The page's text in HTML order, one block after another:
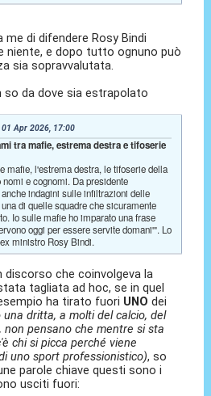
me di difendere Rosy Bindi
niente, e dopo tutto ognuno può
sia sopravvalutata.
so da dove sia estrapolato
Apr 2026, 17:00
tra mafie, estrema destra e tifoserie
mafie, l'estrema destra, le tifoserie della
e cognomi. Da presidente
indagini sulle infiltrazioni delle
di quelle squadre che sicuramente
Io sulle mafie ho imparato una frase
oggi per essere servite domani'". Lo
ministro Rosy Bindi.
discorso che coinvolgeva la
tagliata ad hoc, se in quel
ha tirato fuori UNOdei
una dritta, a molti del calcio, del
pensano che mentre si sta
chi si picca perché viene
uno sport professionistico), so
parole chiave questi sono i
usciti fuori: